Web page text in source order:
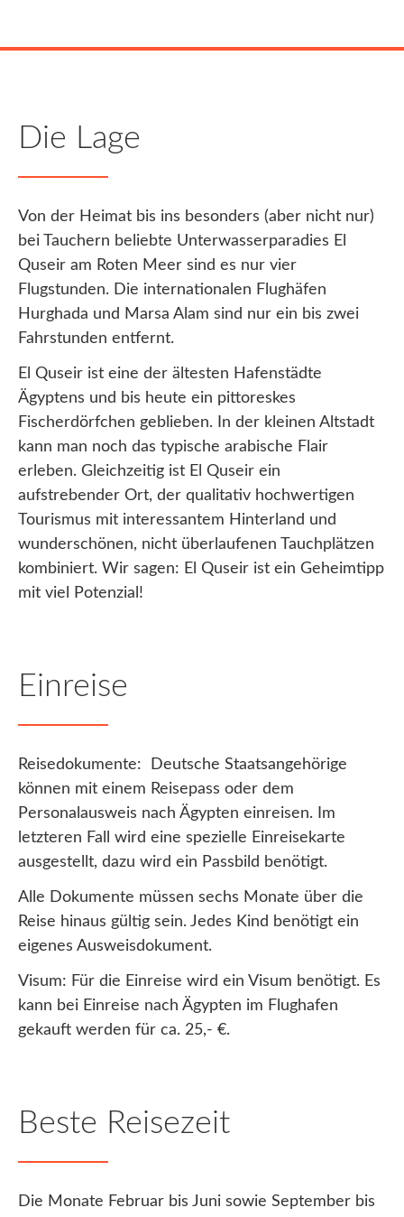
Die Lage
Von der Heimat bis ins besonders (aber nicht nur)
bei Tauchern beliebte Unterwasserparadies El
Quseir am Roten Meer sind es nur vier
Flugstunden. Die internationalen Flughäfen
Hurghada und Marsa Alam sind nur ein bis zwei
Fahrstunden entfernt.
El Quseir ist eine der ältesten Hafenstädte
Ägyptens und bis heute ein pittoreskes
Fischerdörfchen geblieben. In der kleinen Altstadt
kann man noch das typische arabische Flair
erleben. Gleichzeitig ist El Quseir ein
aufstrebender Ort, der qualitativ hochwertigen
Tourismus mit interessantem Hinterland und
wunderschönen, nicht überlaufenen Tauchplätzen
kombiniert. Wir sagen: El Quseir ist ein Geheimtipp
mit viel Potenzial!
Einreise
Reisedokumente: Deutsche Staatsangehörige
können mit einem Reisepass oder dem
Personalausweis nach Ägypten einreisen. Im
letzteren Fall wird eine spezielle Einreisekarte
ausgestellt, dazu wird ein Passbild benötigt.
Alle Dokumente müssen sechs Monate über die
Reise hinaus gültig sein. Jedes Kind benötigt ein
eigenes Ausweisdokument.
Visum: Für die Einreise wird ein Visum benötigt. Es
kann bei Einreise nach Ägypten im Flughafen
gekauft werden für ca. 25,- €.
Beste Reisezeit
Die Monate Februar bis Juni sowie September bis